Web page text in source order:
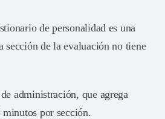
de personalidad es una
sección de la evaluación no tiene
administración, que agrega
por sección.